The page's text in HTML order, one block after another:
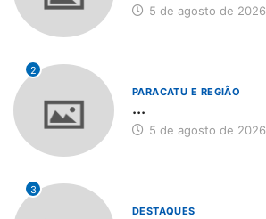
5 de agosto de 2026
2
PARACATU E REGIÃO
...
5 de agosto de 2026
3
DESTAQUES